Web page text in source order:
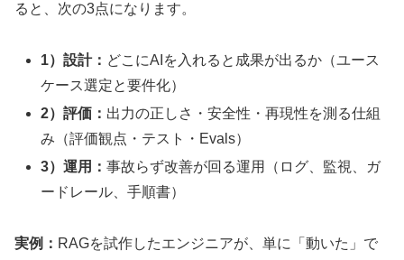
ると、次の3点になります。
1）設計： どこにAIを入れると成果が出るか（ユース
ケース選定と要件化）
2）評価： 出力の正しさ・安全性・再現性を測る仕組
み（評価観点・テスト・Evals）
3）運用：事故らず改善が回る運用（ログ、監視、ガ
ードレール、手順書）
実例： RAGを試作したエンジニアが、単に「動いた」で